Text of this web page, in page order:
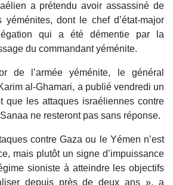
a prétendu avoir assassiné de
yéménites, dont le chef d’état-major
qui a été démentie par la
du commandant yéménite.
de l’armée yéménite, le général
al-Ghamari, a publié vendredi un
que les attaques israéliennes contre
ne resteront pas sans réponse.
contre Gaza ou le Yémen n’est
mais plutôt un signe d’impuissance
sioniste à atteindre les objectifs
depuis près de deux ans », a